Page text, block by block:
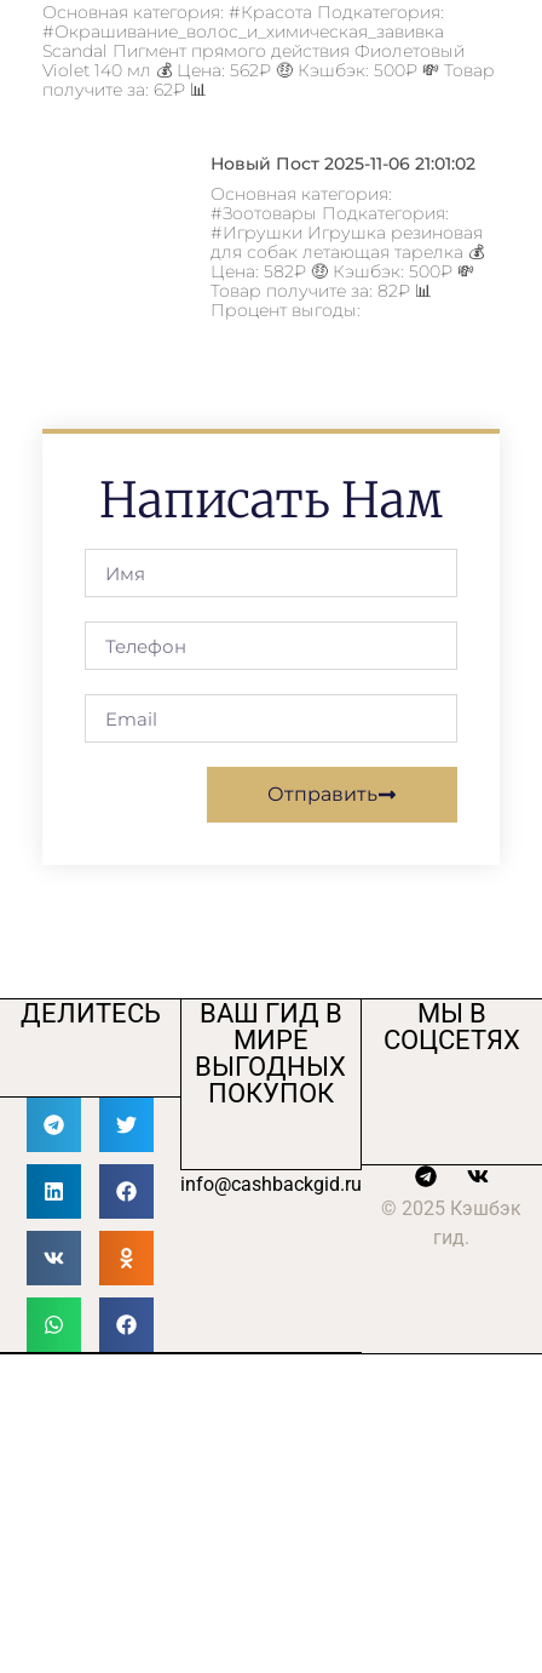
Основная категория: #Красота Подкатегория:
#Окрашивание_волос_и_химическая_завивка
Scandal Пигмент прямого действия Фиолетовый
Violet 140 мл 💰 Цена: 562₽ 🤑 Кэшбэк: 500₽ 💸 Товар
получите за: 62₽ 📊
Новый Пост 2025-11-06 21:01:02
Основная категория:
#Зоотовары Подкатегория:
#Игрушки Игрушка резиновая
для собак летающая тарелка 💰
Цена: 582₽ 🤑 Кэшбэк: 500₽ 💸
Товар получите за: 82₽ 📊
Процент выгоды:
Написать Нам
Отправить
ДЕЛИТЕСЬ
ВАШ ГИД В
МИРЕ
ВЫГОДНЫХ
ПОКУПОК
info@cashbackgid.ru
МЫ В
СОЦСЕТЯХ
© 2025 Кэшбэк
гид.